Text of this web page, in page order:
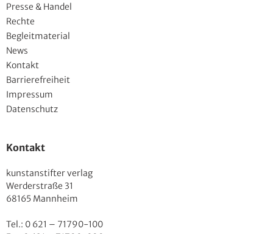
Presse & Handel
Rechte
Begleitmaterial
News
Kontakt
Barrierefreiheit
Impressum
Datenschutz
Kontakt
kunstanstifter verlag
Werderstraße 31
68165 Mannheim
Tel.: 0 621 – 71790-100